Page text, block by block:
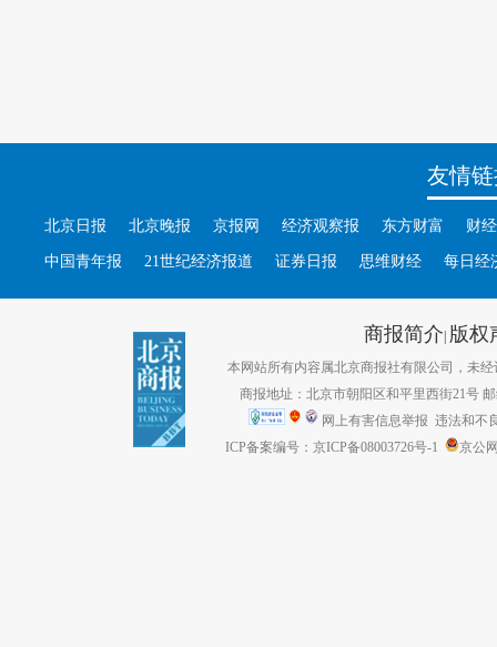
友情
北京日报 北京晚报 京报网 经济观察报 东方财富 财
中国青年报 21世纪经济报道 证券日报 思维财经 每日经
商报简介| 版权
本网站所有内容属北京商报社有限公司，未经
商报地址：北京市朝阳区和平里西街21号
网上有害信息举报 违法和不
ICP备案编号：京ICP备08003726号-1
京公